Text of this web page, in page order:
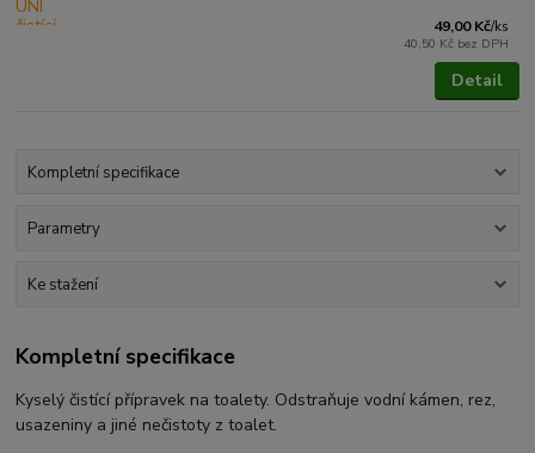
49,00 Kč/ks
40,50 Kč bez DPH
Detail
Kompletní specifikace
Parametry
Ke stažení
Kompletní specifikace
Kyselý čistící přípravek na toalety. Odstraňuje vodní kámen, rez,
usazeniny a jiné nečistoty z toalet.